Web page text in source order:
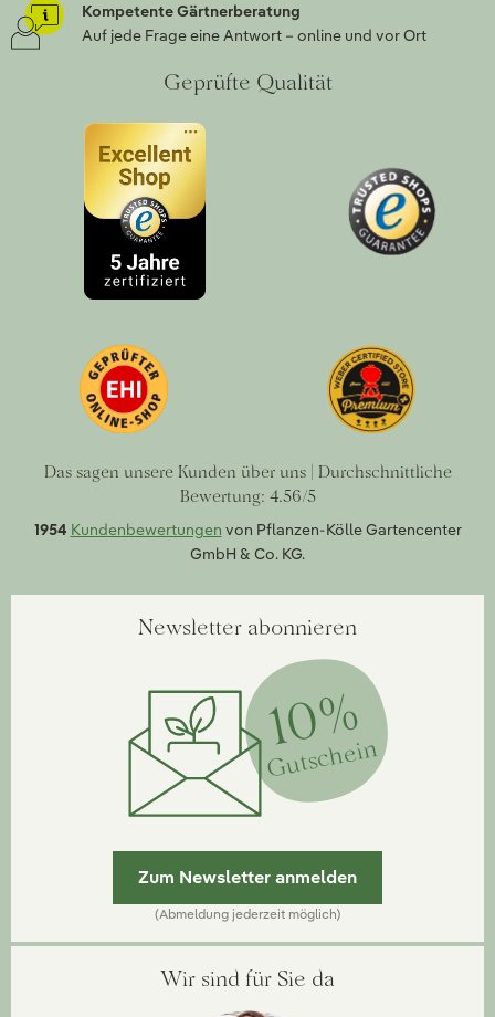
Kompetente Gärtnerberatung
Auf jede Frage eine Antwort – online und vor Ort
Geprüfte Qualität
Das sagen unsere Kunden über uns | Durchschnittliche
Bewertung: 4.56/5
1954 Kundenbewertungen von Pflanzen-Kölle Gartencenter
GmbH & Co. KG.
Newsletter abonnieren
10%
Gutschein
Zum Newsletter anmelden
(Abmeldung jederzeit möglich)
Wir sind für Sie da